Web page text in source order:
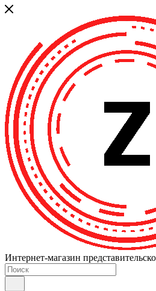
Интернет-магазин